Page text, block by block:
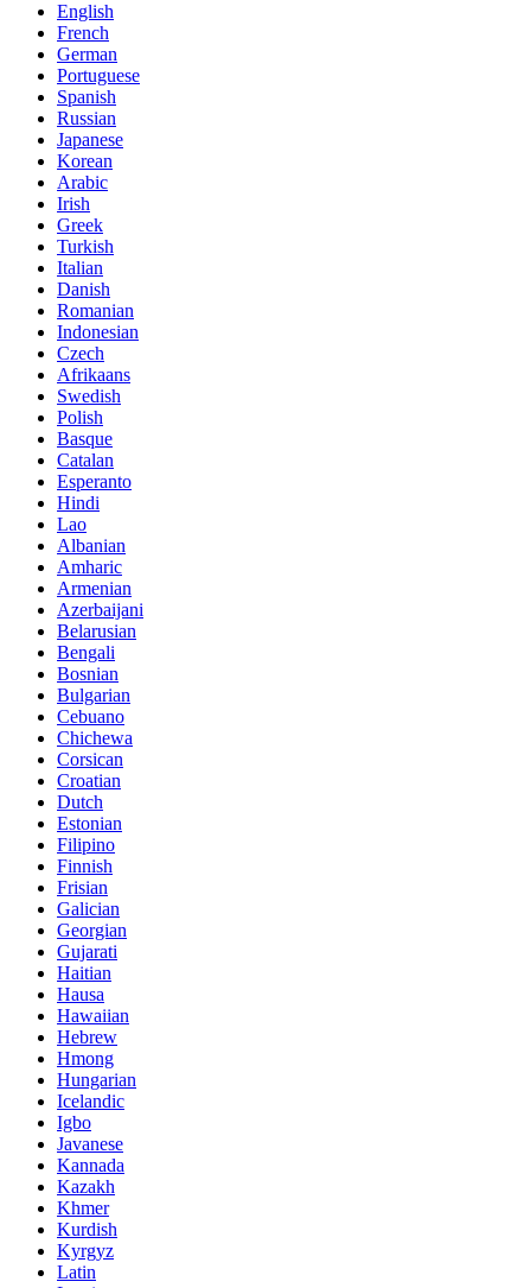
English
French
German
Portuguese
Spanish
Russian
Japanese
Korean
Arabic
Irish
Greek
Turkish
Italian
Danish
Romanian
Indonesian
Czech
Afrikaans
Swedish
Polish
Basque
Catalan
Esperanto
Hindi
Lao
Albanian
Amharic
Armenian
Azerbaijani
Belarusian
Bengali
Bosnian
Bulgarian
Cebuano
Chichewa
Corsican
Croatian
Dutch
Estonian
Filipino
Finnish
Frisian
Galician
Georgian
Gujarati
Haitian
Hausa
Hawaiian
Hebrew
Hmong
Hungarian
Icelandic
Igbo
Javanese
Kannada
Kazakh
Khmer
Kurdish
Kyrgyz
Latin